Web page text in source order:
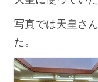
写真では天皇さ
た。